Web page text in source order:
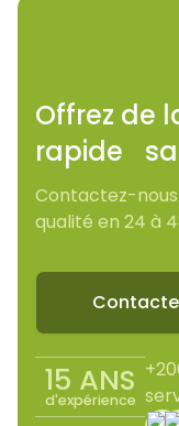
Offrez de
rapide
Contactez-
qualité en 24 à
15 ANS
d'expérience